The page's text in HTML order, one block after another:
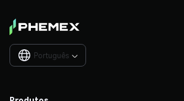
Português 